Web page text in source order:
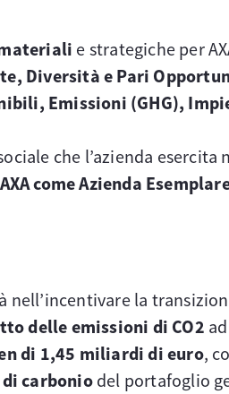
e strategiche per
Diversità e Pari
Emissioni (GHG),
che l’azienda
come Azienda
la
delle emissioni di CO2
di 1,45 miliardi di euro,
carboniodel portafoglio